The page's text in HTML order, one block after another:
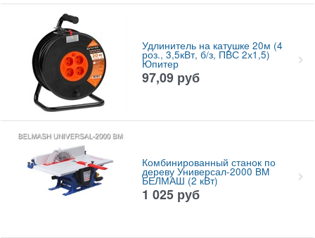
Удлинитель на катушке 20м (4
роз., 3,5кВт, б/з, ПВС 2х1,5)
Юпитер
97,09 руб
Комбинированный станок по
дереву Универсал-2000 BM
БЕЛМАШ (2 кВт)
1 025 руб